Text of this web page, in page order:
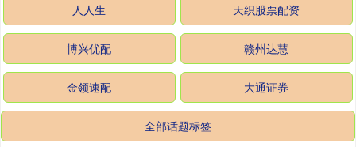
人人生 天织股票配资
博兴优配 赣州达慧
金领速配 大通证券
全部话题标签